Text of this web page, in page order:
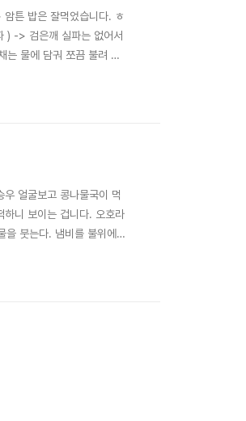
밥은 잘먹었습니다. ㅎ
) -> 검은깨 실파는 없어서
는 물에 담궈 쪼끔 불려 주
얼굴보고 콩나물국이 먹
하니 보이는 겁니다. 오호라
붓는다. 냄비를 불위에